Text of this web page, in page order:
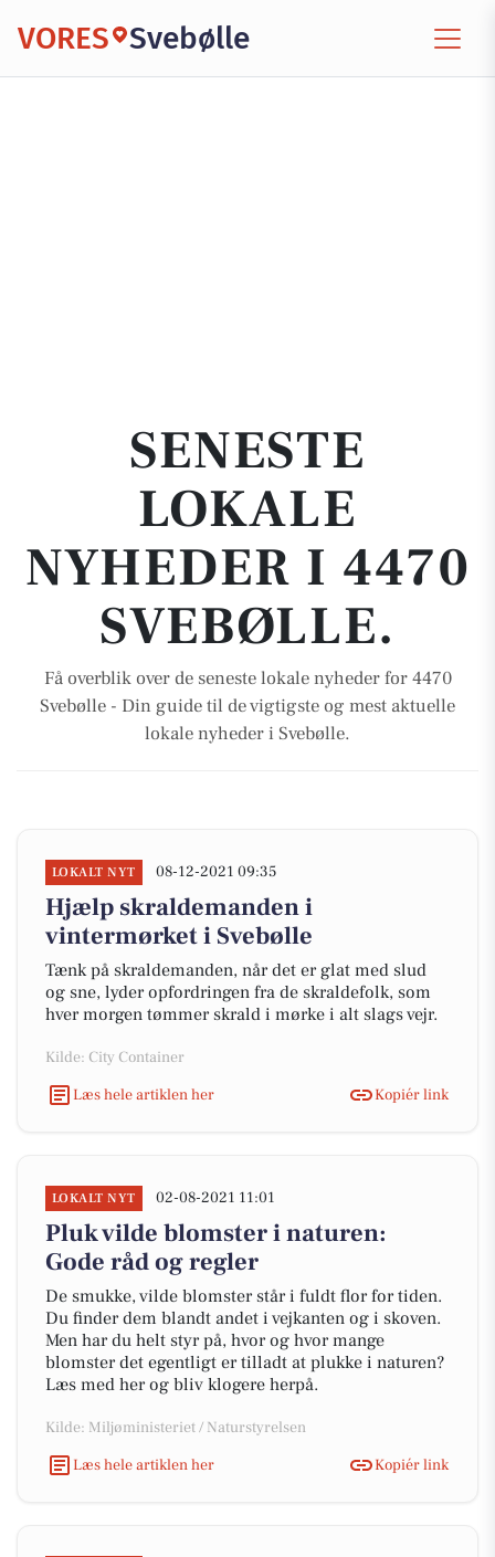
VORES Svebølle
SENESTE
LOKALE
NYHEDER I 4470
SVEBØLLE.
Få overblik over de seneste lokale nyheder for 4470
Svebølle - Din guide til de vigtigste og mest aktuelle
lokale nyheder i Svebølle.
LOKALT NYT 08-12-2021 09:35
Hjælp skraldemanden i
vintermørket i Svebølle
Tænk på skraldemanden, når det er glat med slud
og sne, lyder opfordringen fra de skraldefolk, som
hver morgen tømmer skrald i mørke i alt slags vejr.
Kilde: City Container
Læs hele artiklen her
Kopiér link
LOKALT NYT 02-08-2021 11:01
Pluk vilde blomster i naturen:
Gode råd og regler
De smukke, vilde blomster står i fuldt flor for tiden.
Du finder dem blandt andet i vejkanten og i skoven.
Men har du helt styr på, hvor og hvor mange
blomster det egentligt er tilladt at plukke i naturen?
Læs med her og bliv klogere herpå.
Kilde: Miljøministeriet / Naturstyrelsen
Læs hele artiklen her
Kopiér link